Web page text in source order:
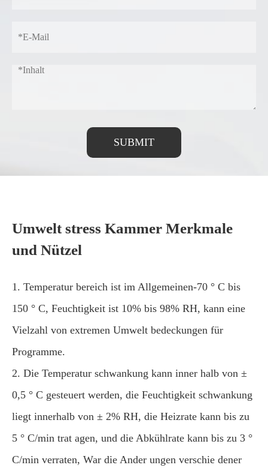
SUBMIT
Umwelt stress Kammer Merkmale
und Nützel
1. Temperatur bereich ist im Allgemeinen-70 ° C bis
150 ° C, Feuchtigkeit ist 10% bis 98% RH, kann eine
Vielzahl von extremen Umwelt bedeckungen für
Programme.
2. Die Temperatur schwankung kann inner halb von ±
0,5 ° C gesteuert werden, die Feuchtigkeit schwankung
liegt innerhalb von ± 2% RH, die Heizrate kann bis zu
5 ° C/min trat agen, und die Abkühlrate kann bis zu 3 °
C/min verraten, War die Ander ungen verschie dener